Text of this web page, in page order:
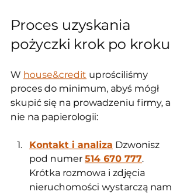
Proces uzyskania
pożyczki krok po kroku
W house&credit uprościliśmy
proces do minimum, abyś mógł
skupić się na prowadzeniu firmy, a
nie na papierologii:
Kontakt i analiza Dzwonisz
pod numer 514 670 777.
Krótka rozmowa i zdjęcia
nieruchomości wystarczą nam